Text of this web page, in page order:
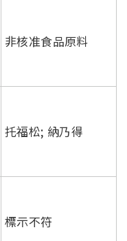
非核准食品原料
托福松; 納乃得
標示不符